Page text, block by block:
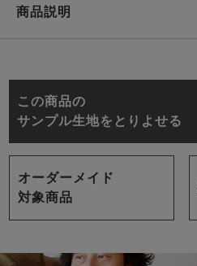
商品説明
この商品の
サンプル生地をとりよせる
オーダーメイド
対象商品